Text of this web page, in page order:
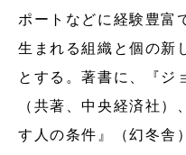
ポートなどに経験豊富
生まれる組織と個の新
とする。著書に、『ジ
（共著、中央経済社
す人の条件』（幻冬舎